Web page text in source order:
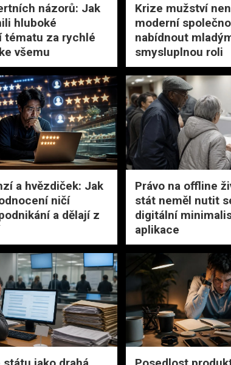
názorů: Jak
hluboké
tématu za rychlé
všemu
Krize mužství
moderní
nabídnout
smysluplnou roli
a hvězdiček: Jak
ničí
a dělají z
Právo na offline
stát neměl nutit
digitální
aplikace